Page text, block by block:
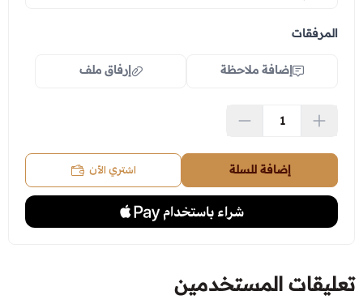
المرفقات
إضافة ملاحظة إرفاق ملف
استعراض
إضافة للسلة اشتري الآن
تعليقات المستخدمين